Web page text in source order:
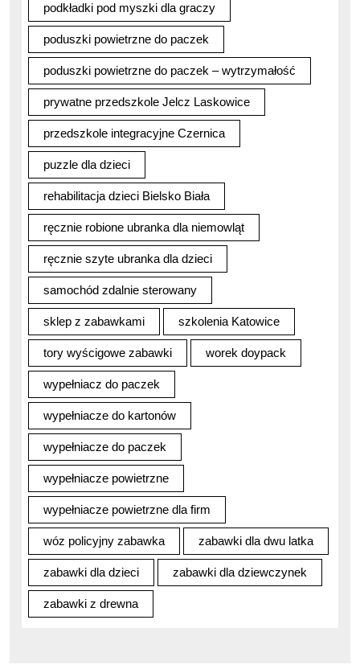
podkładki pod myszki dla graczy
poduszki powietrzne do paczek
poduszki powietrzne do paczek – wytrzymałość
prywatne przedszkole Jelcz Laskowice
przedszkole integracyjne Czernica
puzzle dla dzieci
rehabilitacja dzieci Bielsko Biała
ręcznie robione ubranka dla niemowląt
ręcznie szyte ubranka dla dzieci
samochód zdalnie sterowany
sklep z zabawkami szkolenia Katowice
tory wyścigowe zabawki worek doypack
wypełniacz do paczek
wypełniacze do kartonów
wypełniacze do paczek
wypełniacze powietrzne
wypełniacze powietrzne dla firm
wóz policyjny zabawka zabawki dla dwu latka
zabawki dla dzieci zabawki dla dziewczynek
zabawki z drewna